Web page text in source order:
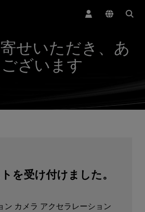
せいただき、あ
ざいます
を受け付けました。
ン カメラ アクセラレーション